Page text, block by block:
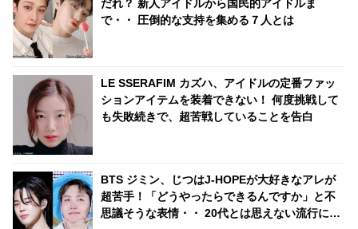
だれ？ 新人アイドルから国民的アイドルま
で・・ 圧倒的な支持を集める７人とは
LE SSERAFIM カズハ、アイドルの定番ファッ
ションアイテムを装着できない！ 何度挑戦して
も失敗続きで、超苦戦していることを告白
BTS ジミン、じつはJ-HOPEが大好きなアレが
超苦手！「どうやったらできるんですか」と不
思議そうな表情・・ 20代とは思えない流行に無